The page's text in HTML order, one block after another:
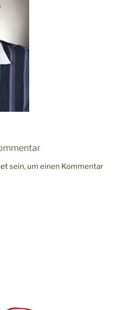
sein, um einen Kommentar